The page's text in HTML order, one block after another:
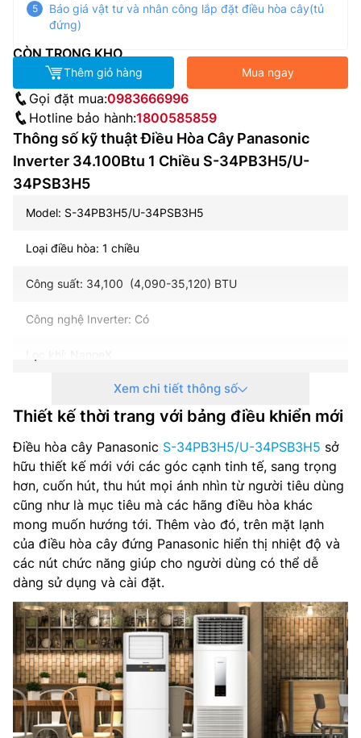
Báo giá vật tư và nhân công lắp đặt điều hòa cây(tủ
đứng)
CÒN TRONG KHO
Thêm giỏ hàng Mua ngay
Gọi đặt mua:0983666996
Hotline bảo hành:1800585859
Thông số kỹ thuật Điều Hòa Cây Panasonic
Inverter 34.100Btu 1 Chiều S-34PB3H5/U-
34PSB3H5
Model: S-34PB3H5/U-34PSB3H5
Loại điều hòa: 1 chiều
Công suất: 34,100 (4,090-35,120) BTU
Công nghệ Inverter: Có
Lọc khí: NanoeX
Môi chất lạnh: R32
Điện nguồn: 220-240 V, 50-60 Hz
Kích thước dàn lạnh(C x R x D): 1,880 x 600 x 357 mm
Trọng lượng dàn lạnh: 45kg
Kích thước dàn nóng(C x R x D): 786 x 900 x 320mm
Trọng lượng dàn nóng: 45 kg
Kích thước đường ống(Lỏng/Hơi): ø6.35/ø15.88 mm
Hãng sản xuất: Panasonic
Xem chi tiết thông số
Thiết kế thời trang với bảng điều khiển mới
Điều hòa cây Panasonic S-34PB3H5/U-34PSB3H5 sở
hữu thiết kế mới với các góc cạnh tinh tế, sang trọng
hơn, cuốn hút, thu hút mọi ánh nhìn từ người tiêu dùng
cũng như là mục tiêu mà các hãng điều hòa khác
mong muốn hướng tới. Thêm vào đó, trên mặt lạnh
của điều hòa cây đứng Panasonic hiển thị nhiệt độ và
các nút chức năng giúp cho người dùng có thể dễ
dàng sử dụng và cài đặt.